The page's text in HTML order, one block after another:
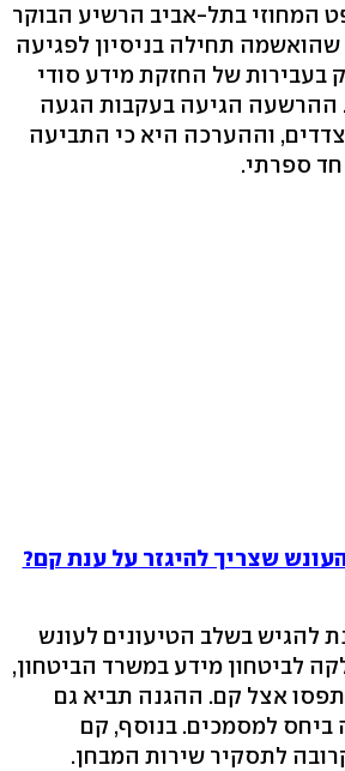
המחוזי בתל-אביב הרשיע הבוקר
תחילה בניסיון לפגיעה
בעבירות של החזקת מידע סודי
ההרשעה הגיעה בעקבות הגעה
וההערכה היא כי התביעה
ספרתי.
שצריך להיגזר על ענת קם?
להגיש בשלב הטיעונים לעונש
לביטחון מידע במשרד הביטחון,
אצל קם. ההגנה תביא גם
למסמכים. בנוסף, קם
לתסקיר שירות המבחן.